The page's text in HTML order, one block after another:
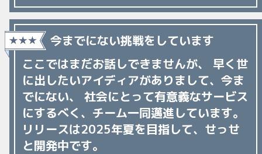
今までにない挑戦をしています
ここではまだお話しできませんが、
早く世
に出したいアイディアがありまして、今ま
でにない、
社会にとって有意義なサービス
にするべく、チーム一同邁進しています。
リリースは2025年夏を目指して、せっせ
と開発中です。